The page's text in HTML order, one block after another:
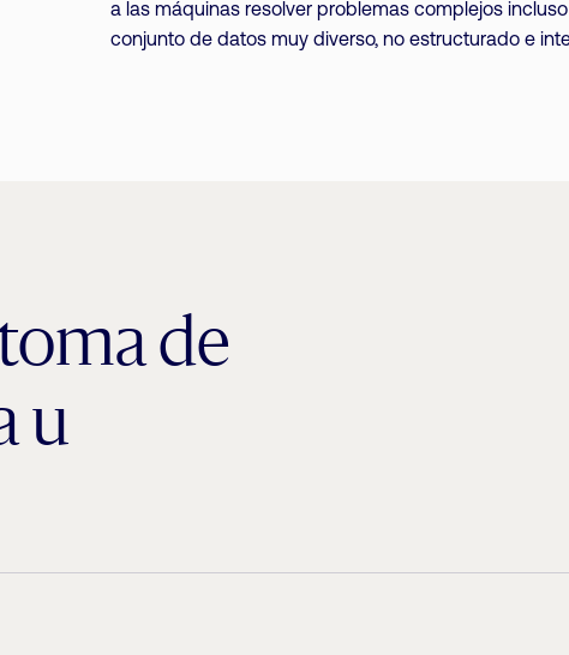
a las máquinas resolver problemas complejos
conjunto de datos muy diverso, no estructurado e
de
u